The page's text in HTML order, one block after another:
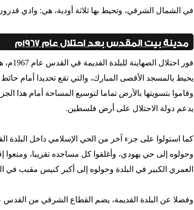
في الشمال الشرقي، وتحيط بها ثلاثة أودية، هي: وادي
مدينة بيت المقدس بعد احتلال عام 1967م
فور
يحيط بالمسجد الأقصى المبارك، والتي تقع تحديدا أمام
وقاموا بتسويتها بالأرض تماما لتوسيع المساحة أمام هذا
يدعم دولة الاحتلال على أرض فلسطين.
كما استولوا على جزء آخر من الحي الإسلامي داخل البلدة
وحولوه إلى حي يهودي، وأغلقوا كل مساجده تقريبا، ومنعوا
العمري الكبير في البلدة وحولوه إلى أكبر كنيس مقبب في
وفضلا عن البلدة القديمة، يضم القطاع الشرقي من القدس